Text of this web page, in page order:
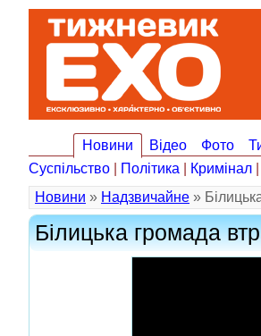
Новини Відео Фото
Суспільство
Політика Кримінал
Новини » Надзвичайне »
Білицька громада